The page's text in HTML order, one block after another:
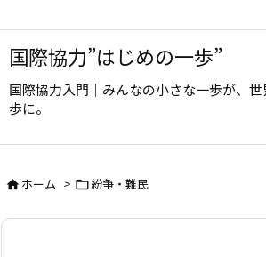
国際協力”はじめの一歩”
国際協力入門｜みんなの小さな一歩が、
歩に。
ホーム > 紛争・難民